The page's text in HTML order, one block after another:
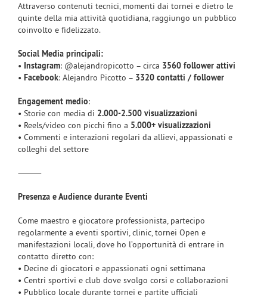
Attraverso contenuti tecnici, momenti dai tornei e dietro le
quinte della mia attività quotidiana, raggiungo un pubblico
coinvolto e fidelizzato.
Social Media principali:
• Instagram: @alejandropicotto – circa 3560 follower attivi
• Facebook: Alejandro Picotto – 3320 contatti / follower
Engagement medio:
• Storie con media di 2.000-2.500 visualizzazioni
• Reels/video con picchi fino a 5.000+ visualizzazioni
• Commenti e interazioni regolari da allievi, appassionati e
colleghi del settore
⸻
Presenza e Audience durante Eventi
Come maestro e giocatore professionista, partecipo
regolarmente a eventi sportivi, clinic, tornei Open e
manifestazioni locali, dove ho l’opportunità di entrare in
contatto diretto con:
• Decine di giocatori e appassionati ogni settimana
• Centri sportivi e club dove svolgo corsi e collaborazioni
• Pubblico locale durante tornei e partite ufficiali